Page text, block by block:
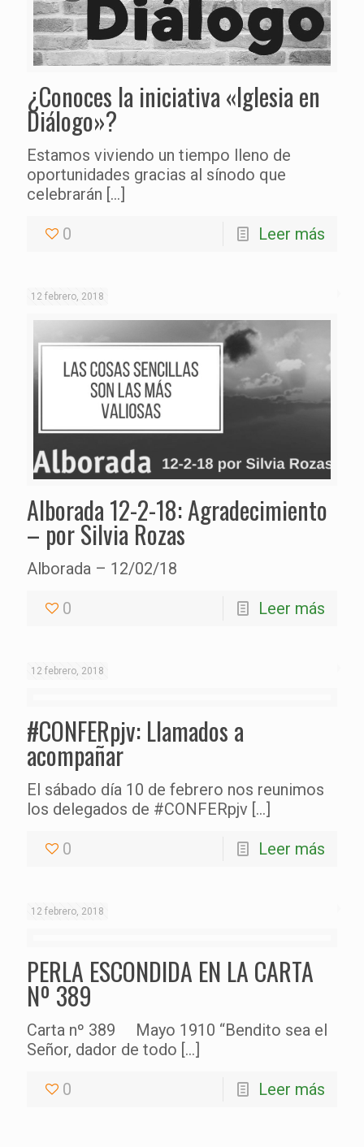
¿Conoces la iniciativa «Iglesia en
Diálogo»?
Estamos viviendo un tiempo lleno de
oportunidades gracias al sínodo que
celebrarán […]
0 Leer más
12 febrero, 2018
Alborada 12-2-18: Agradecimiento
– por Silvia Rozas
Alborada – 12/02/18
0 Leer más
12 febrero, 2018
#CONFERpjv: Llamados a
acompañar
El sábado día 10 de febrero nos reunimos
los delegados de #CONFERpjv […]
0 Leer más
12 febrero, 2018
PERLA ESCONDIDA EN LA CARTA
Nº 389
Carta nº 389 Mayo 1910 “Bendito sea el
Señor, dador de todo […]
0 Leer más